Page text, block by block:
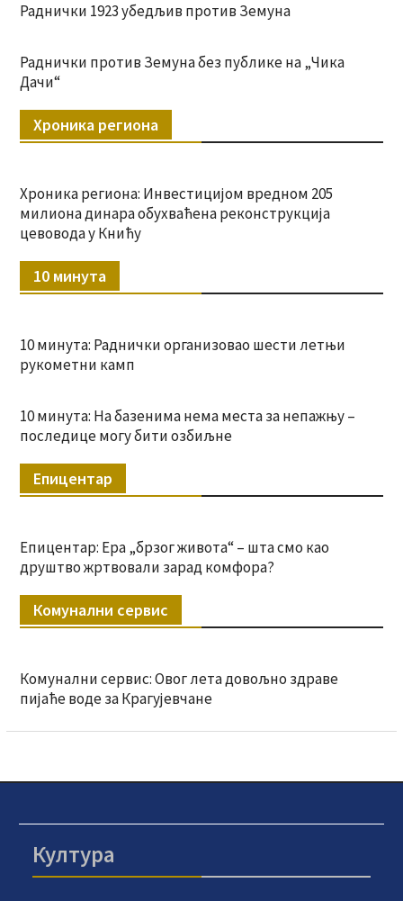
Раднички 1923 убедљив против Земуна
Раднички против Земуна без публике на „Чика
Дачи“
Хроника региона
Хроника региона: Инвестицијом вредном 205
милиона динара обухваћена реконструкција
цевовода у Книћу
10 минута
10 минута: Раднички организовао шести летњи
рукометни камп
10 минута: На базенима нема места за непажњу –
последице могу бити озбиљне
Епицентар
Епицентар: Ера „брзог живота“ – шта смо као
друштво жртвовали зарад комфора?
Комунални сервис
Комунални сервис: Овог лета довољно здраве
пијаће воде за Крагујевчане
Култура